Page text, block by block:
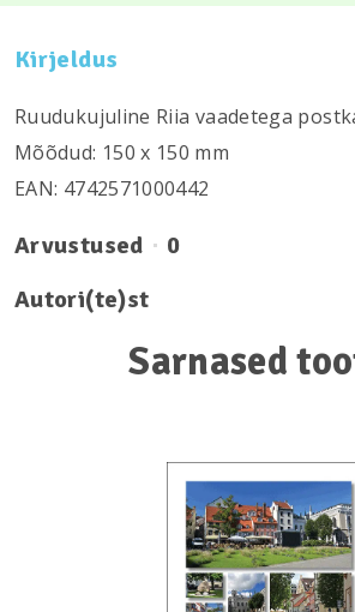
Kirjeldus
Ruudukujuline Riia vaadetega
Mõõdud: 150 х 150 mm
EAN: 4742571000442
Arvustused
0
Autori(te)st
Sarnased